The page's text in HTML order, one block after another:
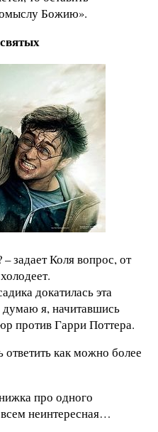
Божию».
– задает Коля вопрос, от
докатилась эта
думаю я, начитавшись
против Гарри Поттера.
как можно более
про одного
неинтересная…